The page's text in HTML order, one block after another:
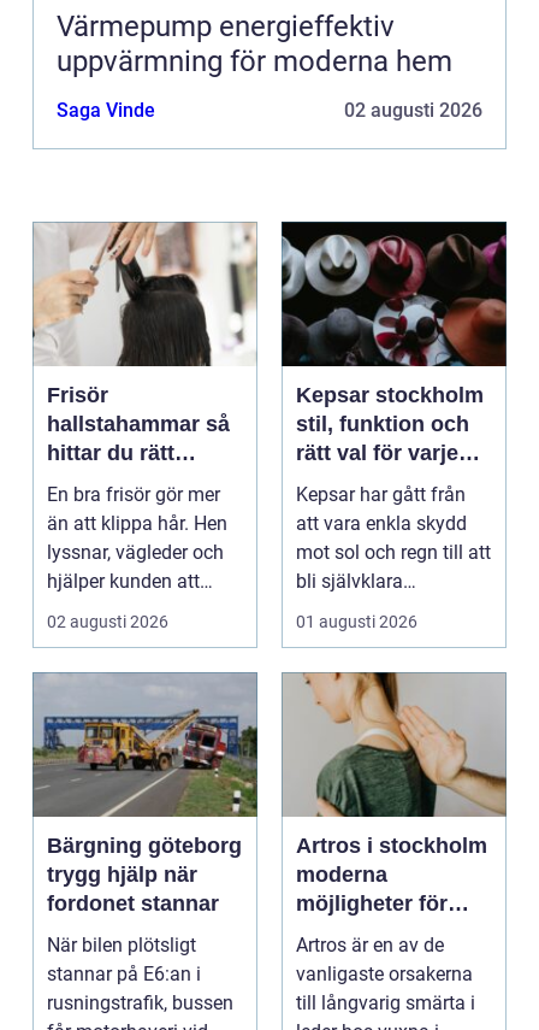
Värmepump energieffektiv
uppvärmning för moderna hem
Saga Vinde 02 augusti 2026
Frisör
hallstahammar så
hittar du rätt
salong för stil,
kvalitet och känsla
En bra frisör gör mer
än att klippa hår. Hen
lyssnar, vägleder och
hjälper kunden att
känna sig tryg...
02 augusti 2026
Kepsar stockholm
stil, funktion och
rätt val för varje
huvud
Kepsar har gått från
att vara enkla skydd
mot sol och regn till att
bli självklara
modeplagg i stors...
01 augusti 2026
Bärgning göteborg
trygg hjälp när
fordonet stannar
När bilen plötsligt
stannar på E6:an i
rusningstrafik, bussen
Artros i stockholm
moderna
möjligheter för
mindre smärta och
mer rörelse
Artros är en av de
vanligaste orsakerna
till långvarig smärta i